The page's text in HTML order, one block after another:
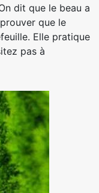
dit que le beau a
que le
Elle pratique
pas à